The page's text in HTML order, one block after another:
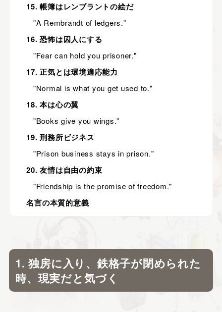
15. 帳簿はレンブラントの絵だ
"A Rembrandt of ledgers."
16. 恐怖は囚人にする
"Fear can hold you prisoner."
17. 正気とは環境適応能力
"Normal is what you get used to."
18. 本は心の翼
"Books give you wings."
19. 刑務所ビジネス
"Prison business stays in prison."
20. 友情は自由の約束
"Friendship is the promise of freedom."
名言の本質的意義
1. 独房に入り、鉄格子が閉められた
時、現実だと気づく